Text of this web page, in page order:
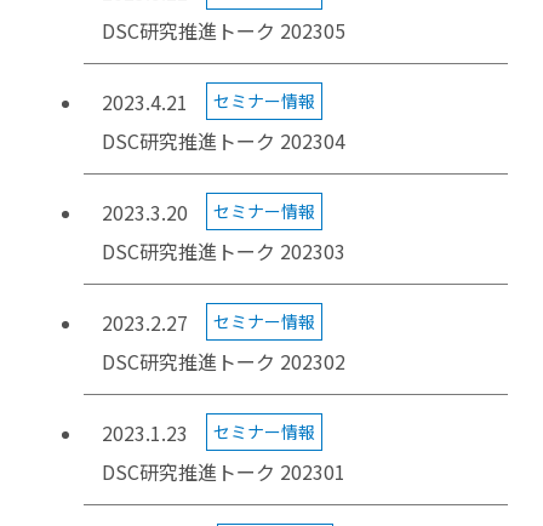
DSC研究推進トーク 202305
2023.4.21 セミナー情報
DSC研究推進トーク 202304
2023.3.20 セミナー情報
DSC研究推進トーク 202303
2023.2.27 セミナー情報
DSC研究推進トーク 202302
2023.1.23 セミナー情報
DSC研究推進トーク 202301